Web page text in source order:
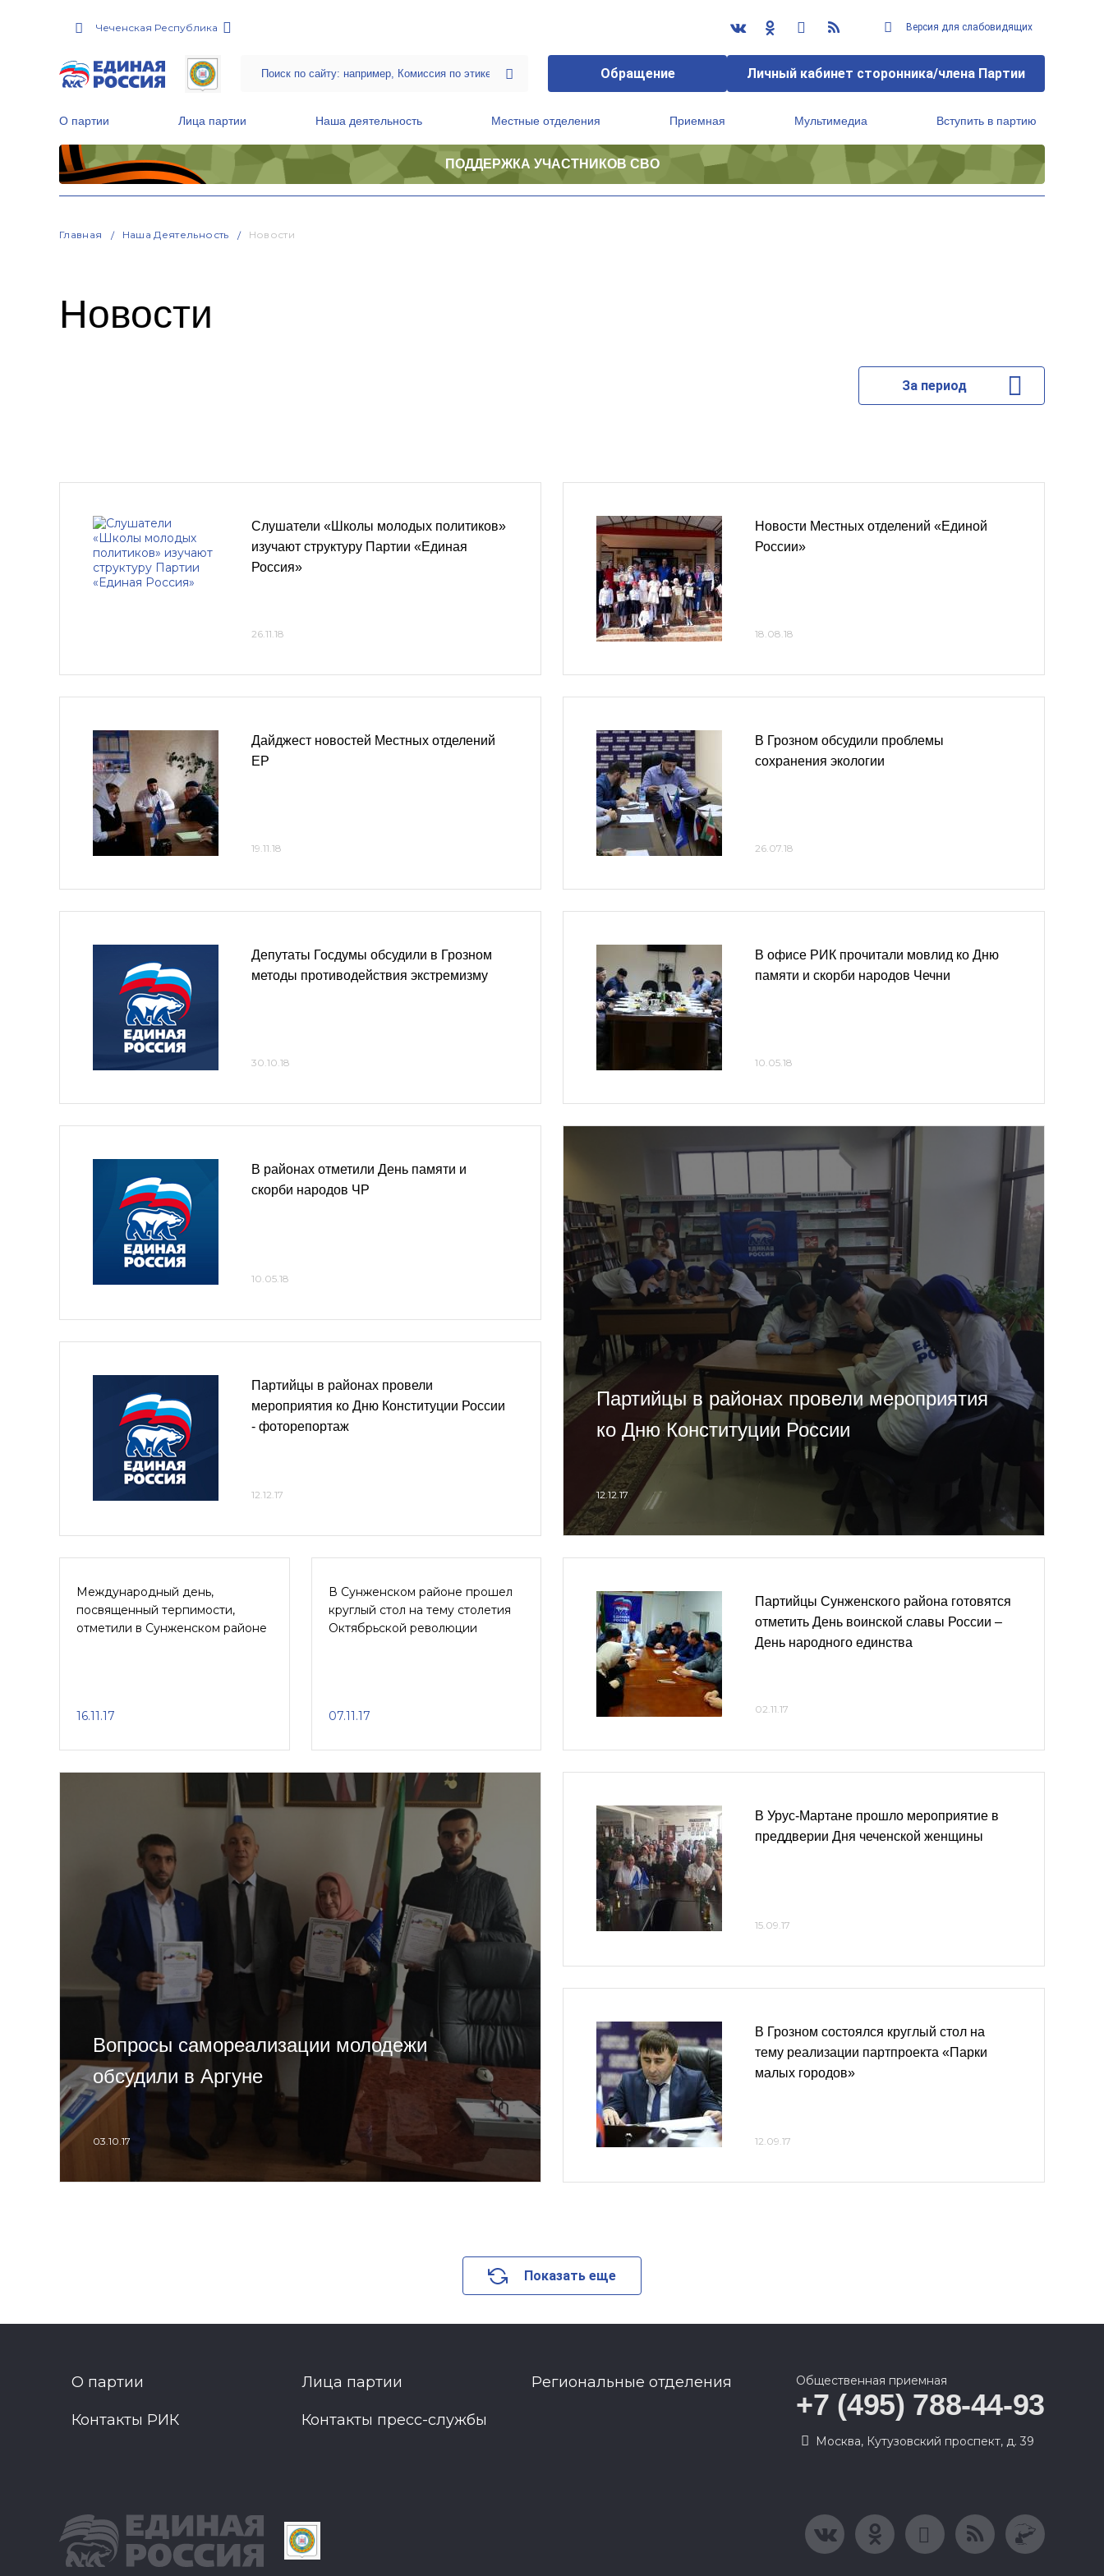
Чеченская Республика Версия для слабовидящих
Обращение Личный кабинет сторонника/члена Партии
О партии Лица партии Наша деятельность Местные отделения Приемная Мультимедиа Вступить в партию
ПОДДЕРЖКА УЧАСТНИКОВ СВО
Главная Наша Деятельность Новости
Новости
За период
Слушатели «Школы молодых политиков»
изучают структуру Партии «Единая
Россия»
26.11.18
Дайджест новостей Местных отделений
ЕР
19.11.18
Депутаты Госдумы обсудили в Грозном
методы противодействия экстремизму
30.10.18
Новости Местных отделений «Единой
России»
18.08.18
В Грозном обсудили проблемы
сохранения экологии
26.07.18
В офисе РИК прочитали мовлид ко Дню
памяти и скорби народов Чечни
10.05.18
В районах отметили День памяти и
скорби народов ЧР
10.05.18
Партийцы в районах провели
мероприятия ко Дню Конституции России
- фоторепортаж
12.12.17
Партийцы в районах провели мероприятия
ко Дню Конституции России
12.12.17
Международный день,
посвященный терпимости,
отметили в Сунженском районе
16.11.17
В Сунженском районе прошел
круглый стол на тему столетия
Октябрьской революции
07.11.17
Партийцы Сунженского района готовятся
отметить День воинской славы России –
День народного единства
02.11.17
Вопросы самореализации молодежи
обсудили в Аргуне
03.10.17
В Урус-Мартане прошло мероприятие в
преддверии Дня чеченской женщины
15.09.17
В Грозном состоялся круглый стол на
тему реализации партпроекта «Парки
малых городов»
12.09.17
Показать еще
О партии Лица партии Региональные отделения
Контакты РИК Контакты пресс-службы
Общественная приемная
+7 (495) 788-44-93
Москва, Кутузовский проспект, д. 39